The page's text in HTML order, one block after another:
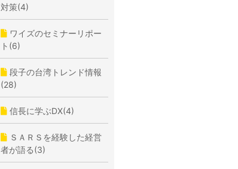
対策(4)
ワイズのセミナーリポー
ト(6)
段子の台湾トレンド情報
(28)
信長に学ぶDX(4)
ＳＡＲＳを経験した経営
者が語る(3)